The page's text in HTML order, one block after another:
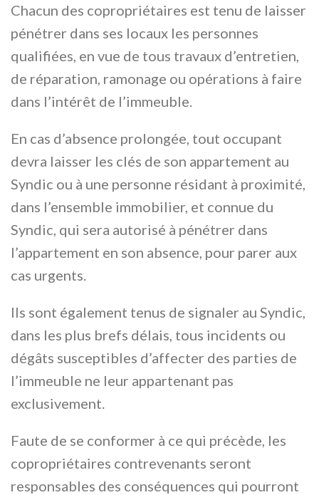
Chacun des copropriétaires est tenu de laisser
pénétrer dans ses locaux les personnes
qualifiées, en vue de tous travaux d’entretien,
de réparation, ramonage ou opérations à faire
dans l’intérêt de l’immeuble.
En cas d’absence prolongée, tout occupant
devra laisser les clés de son appartement au
Syndic ou à une personne résidant à proximité,
dans l’ensemble immobilier, et connue du
Syndic, qui sera autorisé à pénétrer dans
l’appartement en son absence, pour parer aux
cas urgents.
Ils sont également tenus de signaler au Syndic,
dans les plus brefs délais, tous incidents ou
dégâts susceptibles d’affecter des parties de
l’immeuble ne leur appartenant pas
exclusivement.
Faute de se conformer à ce qui précède, les
copropriétaires contrevenants seront
responsables des conséquences qui pourront